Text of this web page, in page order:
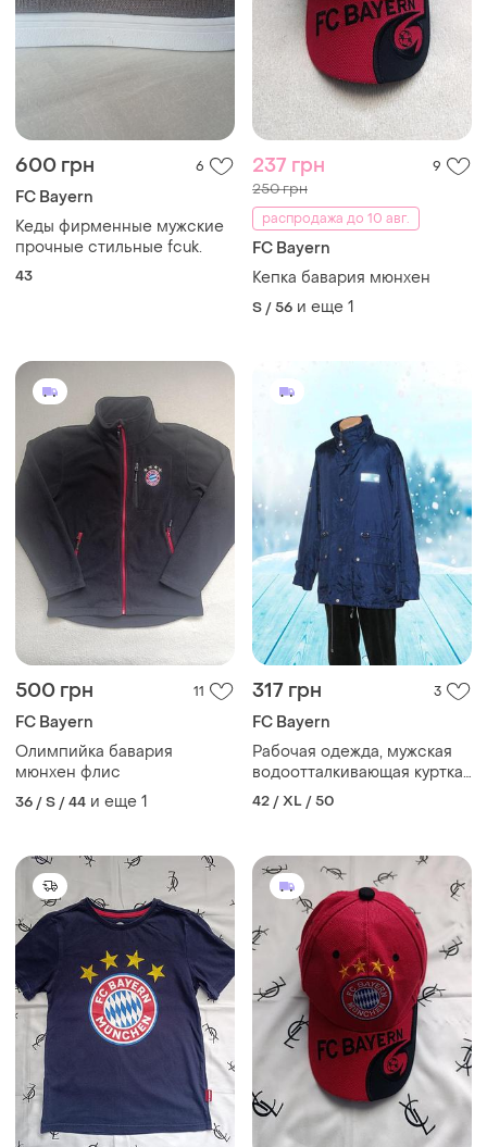
600 грн 6
FC Bayern
Кеды фирменные мужские
прочные стильные fcuk.
43
237 грн 9
250 грн
распродажа до 10 авг.
FC Bayern
Кепка бавария мюнхен
S / 56 и еще 1
500 грн 11
FC Bayern
Олимпийка бавария
мюнхен флис
36 / S / 44 и еще 1
317 грн 3
FC Bayern
Рабочая одежда, мужская
водоотталкивающая куртка
со светооттражателем
42 / XL / 50